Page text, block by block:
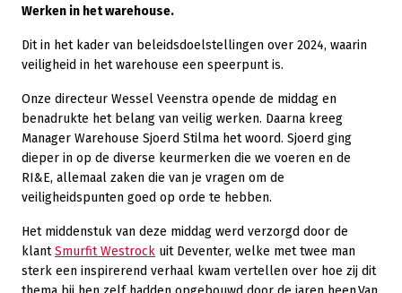
Werken in het warehouse.
Dit in het kader van beleidsdoelstellingen over 2024, waarin
veiligheid in het warehouse een speerpunt is.
Onze directeur Wessel Veenstra opende de middag en
benadrukte het belang van veilig werken. Daarna kreeg
Manager Warehouse Sjoerd Stilma het woord. Sjoerd ging
dieper in op de diverse keurmerken die we voeren en de
RI&E, allemaal zaken die van je vragen om de
veiligheidspunten goed op orde te hebben.
Het middenstuk van deze middag werd verzorgd door de
klantSmurfit Westrock uit Deventer, welke met twee man
sterk een inspirerend verhaal kwam vertellen over hoe zij dit